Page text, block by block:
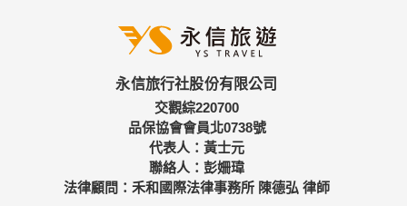
永信旅行社股份有限公司
交觀綜220700
品保協會會員北0738號
代表人：黃士元
聯絡人：彭姍瑋
法律顧問：禾和國際法律事務所 陳德弘 律師